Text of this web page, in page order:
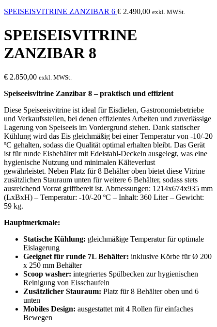
SPEISEISVITRINE ZANZIBAR 6 € 2.490,00 exkl. MWSt.
SPEISEISVITRINE
ZANZIBAR 8
€ 2.850,00 exkl. MWSt.
Speiseeisvitrine Zanzibar 8 – praktisch und effizient
Diese Speiseeisvitrine ist ideal für Eisdielen, Gastronomiebetriebe
und Verkaufsstellen, bei denen effizientes Arbeiten und zuverlässige
Lagerung von Speiseeis im Vordergrund stehen. Dank statischer
Kühlung wird das Eis gleichmäßig bei einer Temperatur von -10/-20
ºC gehalten, sodass die Qualität optimal erhalten bleibt. Das Gerät
ist für runde Eisbehälter mit Edelstahl-Deckeln ausgelegt, was eine
hygienische Nutzung und minimalen Kälteverlust
gewährleistet. Neben Platz für 8 Behälter oben bietet diese Vitrine
zusätzlichen Stauraum unten für weitere 6 Behälter, sodass stets
ausreichend Vorrat griffbereit ist. Abmessungen: 1214x674x935 mm
(LxBxH) – Temperatur: -10/-20 ºC – Inhalt: 360 Liter – Gewicht:
59 kg.
Hauptmerkmale:
Statische Kühlung: gleichmäßige Temperatur für optimale
Eislagerung
Geeignet für runde 7L Behälter: inklusive Körbe für Ø 200
x 250 mm Behälter
Scoop washer: integriertes Spülbecken zur hygienischen
Reinigung von Eisschaufeln
Zusätzlicher Stauraum: Platz für 8 Behälter oben und 6
unten
Mobiles Design: ausgestattet mit 4 Rollen für einfaches
Bewegen